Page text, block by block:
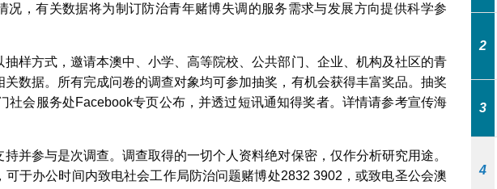
况，有关数据将为制订防治青年赌博失调的服务需求与发展方向提供科学参
样方式，邀请本澳中、小学、高等院校、公共部门、企业、机构及社区的青
数据。所有完成问卷的调查对象均可参加抽奖，有机会获得丰富奖品。抽奖
社会服务处Facebook专页公布，并透过短讯通知得奖者。详情请参考宣传海
并参与是次调查。调查取得的一切个人资料绝对保密，仅作分析研究用途。
于办公时间内致电社会工作局防治问题赌博处2832 3902，或致电圣公会澳
2
3
4